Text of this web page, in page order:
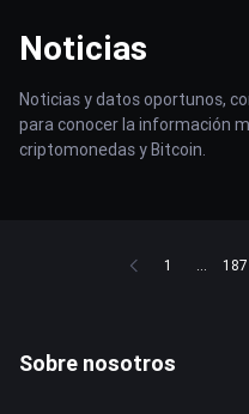
Noticias
Noticias y datos oportunos,
para conocer la información
criptomonedas y Bitcoin.
1 ... 187
Sobre nosotros